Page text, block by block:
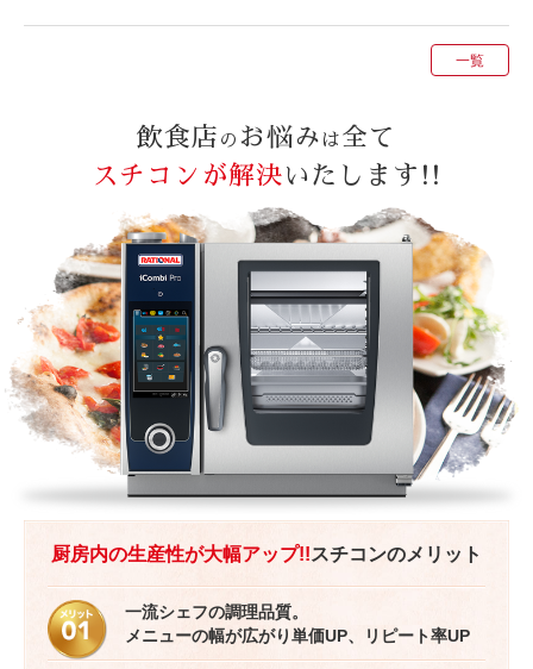
一覧
飲食店 の お悩み は全て
スチコンが解決いたします!!
厨房内の生産性が大幅アップ!!スチコンのメリット
一流シェフの調理品質。
メニューの幅が広がり単価UP、リピート率UP